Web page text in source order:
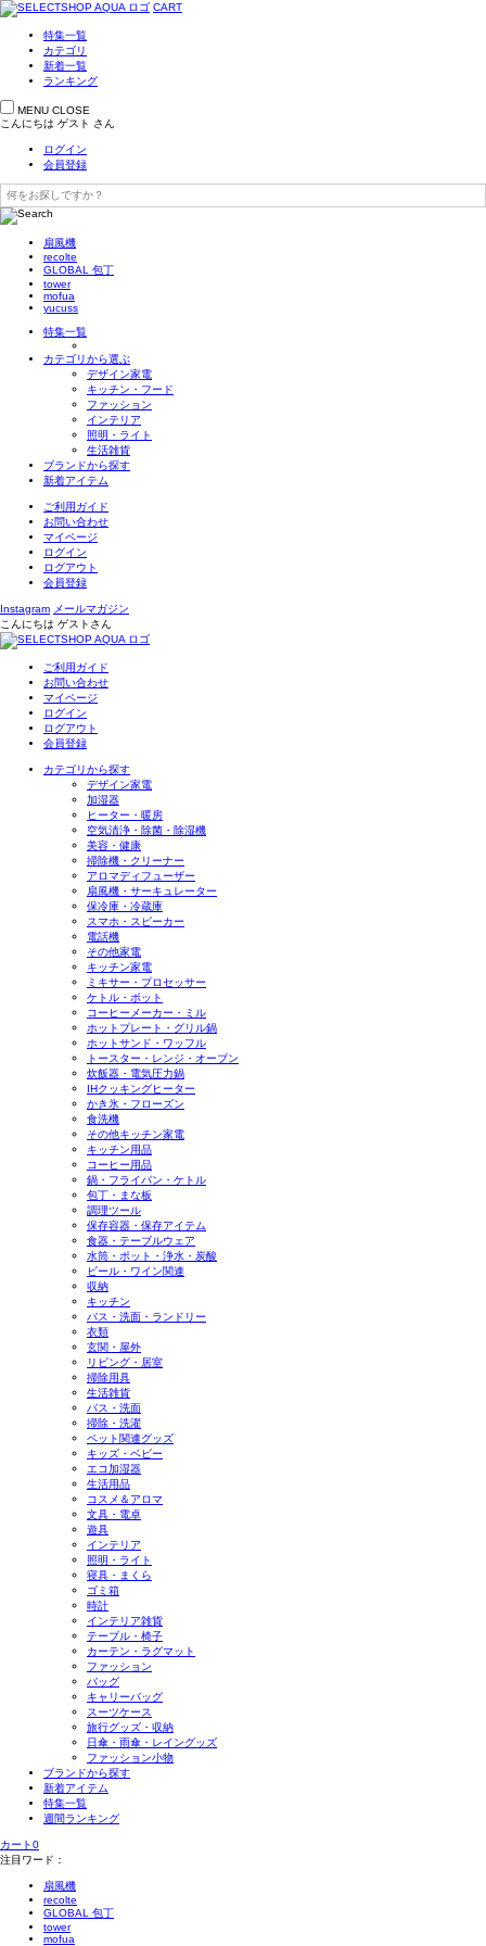
CART
特集一覧
カテゴリ
新着一覧
ランキング
MENU CLOSE
こんにちは ゲスト さん
ログイン
会員登録
扇風機
recolte
GLOBAL 包丁
tower
mofua
yucuss
特集一覧
カテゴリから選ぶ
デザイン家電
キッチン・フード
ファッション
インテリア
照明・ライト
生活雑貨
ブランドから探す
新着アイテム
ご利用ガイド
お問い合わせ
マイページ
ログイン
ログアウト
会員登録
Instagram メールマガジン
こんにちは ゲスト さん
ご利用ガイド
お問い合わせ
マイページ
ログイン
ログアウト
会員登録
カテゴリから探す
デザイン家電
加湿器
ヒーター・暖房
空気清浄・除菌・除湿機
美容・健康
掃除機・クリーナー
アロマディフューザー
扇風機・サーキュレーター
保冷庫・冷蔵庫
スマホ・スピーカー
電話機
その他家電
キッチン家電
ミキサー・プロセッサー
ケトル・ポット
コーヒーメーカー・ミル
ホットプレート・グリル鍋
ホットサンド・ワッフル
トースター・レンジ・オーブン
炊飯器・電気圧力鍋
IHクッキングヒーター
かき氷・フローズン
食洗機
その他キッチン家電
キッチン用品
コーヒー用品
鍋・フライパン・ケトル
包丁・まな板
調理ツール
保存容器・保存アイテム
食器・テーブルウェア
水筒・ポット・浄水・炭酸
ビール・ワイン関連
収納
キッチン
バス・洗面・ランドリー
衣類
玄関・屋外
リビング・居室
掃除用具
生活雑貨
バス・洗面
掃除・洗濯
ペット関連グッズ
キッズ・ベビー
エコ加湿器
生活用品
コスメ＆アロマ
文具・電卓
遊具
インテリア
照明・ライト
寝具・まくら
ゴミ箱
時計
インテリア雑貨
テーブル・椅子
カーテン・ラグマット
ファッション
バッグ
キャリーバッグ
スーツケース
旅行グッズ・収納
日傘・雨傘・レイングッズ
ファッション小物
ブランドから探す
新着アイテム
特集一覧
週間ランキング
カート0
注目ワード：
扇風機
recolte
GLOBAL 包丁
tower
mofua